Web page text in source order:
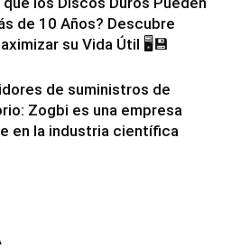
de 10 Años? Descubre
su Vida Útil 🖥️💾
de suministros de
Zogbi es una empresa
en la industria científica